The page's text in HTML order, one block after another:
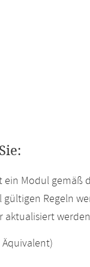
ein Modul
Regeln
aktualisiert
Äquivalent)